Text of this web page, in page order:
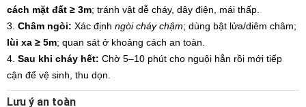
cách mặt đất ≥ 3m; tránh vật dễ cháy, dây điện, mái thấp.
Châm ngòi: Xác định ngòi cháy chậm; dùng bật lửa/diêm châm;
lùi xa ≥ 5m; quan sát ở khoảng cách an toàn.
Sau khi cháy hết: Chờ 5–10 phút cho nguội hẳn rồi mới tiếp
cận để vệ sinh, thu dọn.
Lưu ý an toàn